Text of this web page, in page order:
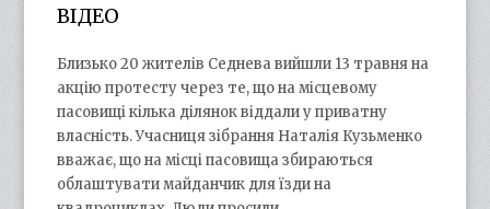
ВІДЕО
Близько 20 жителів Седнева вийшли 13 травня на
акцію протесту через те, що на місцевому
пасовищі кілька ділянок віддали у приватну
власність. Учасниця зібрання Наталія Кузьменко
вважає, що на місці пасовища збираються
облаштувати майданчик для їзди на